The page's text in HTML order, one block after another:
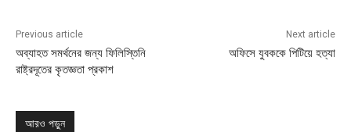
Previous article
অব্যাহত সমর্থনের জন্য ফিলিস্তিনি
রাষ্ট্রদূতের কৃতজ্ঞতা প্রকাশ
Next article
অফিসে যুবককে পিটিয়ে হত্যা
আরও পড়ুন